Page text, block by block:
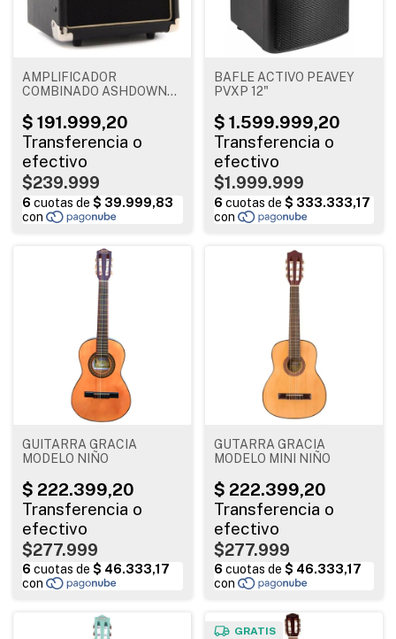
AMPLIFICADOR
COMBINADO ASHDOWN
$239.999
BAFLE ACTIVO PEAVEY
PVXP 12"
$1.999.999
GUITARRA GRACIA
MODELO NIÑO
$277.999
GUTARRA GRACIA
MODELO MINI NIÑO
$277.999
GRATIS